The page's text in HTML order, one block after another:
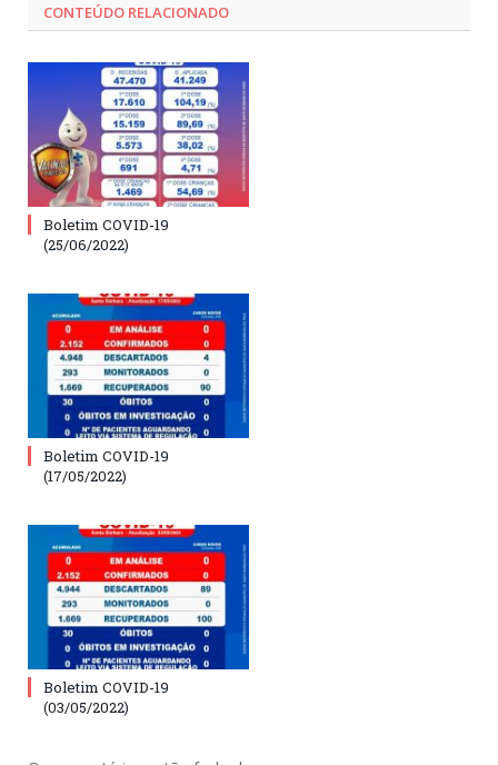
CONTEÚDO RELACIONADO
Boletim COVID-19
(25/06/2022)
Boletim COVID-19
(17/05/2022)
Boletim COVID-19
(03/05/2022)